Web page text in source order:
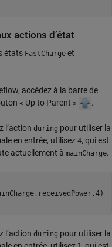
actions d’état
états FastCharge et
accédez à la barre de
« Up to Parent »
.
l’action during pour utiliser la
en entrée, utilisez 4, qui est
actuellement à mainCharge.
l’action during pour utiliser la